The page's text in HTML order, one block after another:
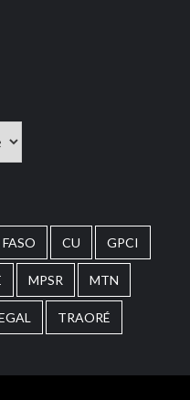
CU GPCI
MPSR MTN
TRAORÉ